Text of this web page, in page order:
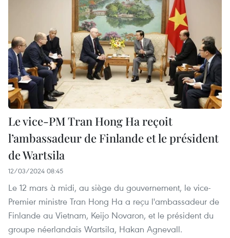
Le vice-PM Tran Hong Ha reçoit
l’ambassadeur de Finlande et le président
de Wartsila
12/03/2024 08:45
Le 12 mars à midi, au siège du gouvernement, le vice-
Premier ministre Tran Hong Ha a reçu l'ambassadeur de
Finlande au Vietnam, Keijo Novaron, et le président du
groupe néerlandais Wartsila, Hakan Agnevall.